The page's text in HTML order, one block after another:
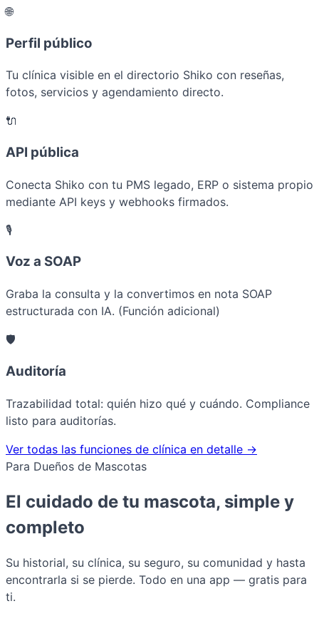
🌐
Perfil público
Tu clínica visible en el directorio Shiko con reseñas,
fotos, servicios y agendamiento directo.
🔌
API pública
Conecta Shiko con tu PMS legado, ERP o sistema propio
mediante API keys y webhooks firmados.
🎙️
Voz a SOAP
Graba la consulta y la convertimos en nota SOAP
estructurada con IA. (Función adicional)
🛡️
Auditoría
Trazabilidad total: quién hizo qué y cuándo. Compliance
listo para auditorías.
Ver todas las funciones de clínica en detalle →
Para Dueños de Mascotas
El cuidado de tu mascota, simple y
completo
Su historial, su clínica, su seguro, su comunidad y hasta
encontrarla si se pierde. Todo en una app — gratis para
ti.